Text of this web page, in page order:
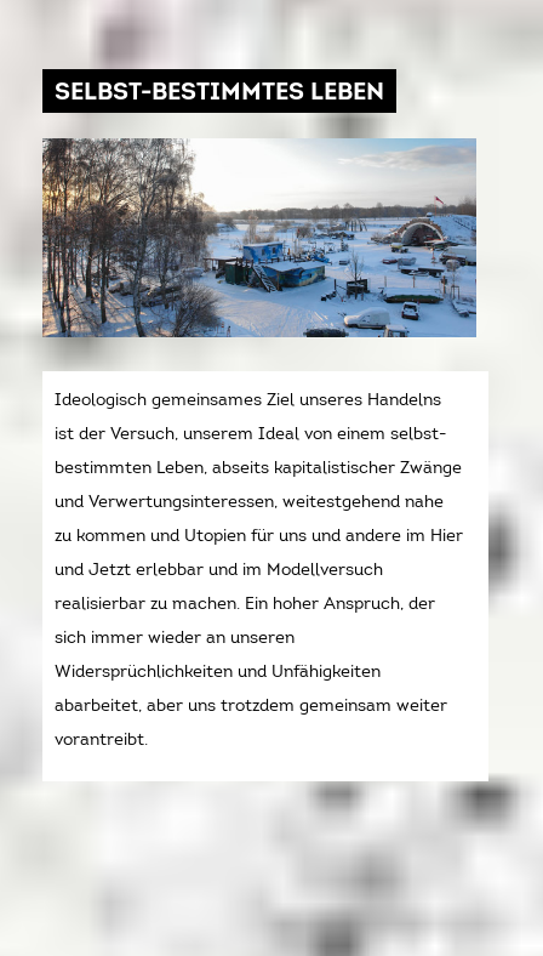
SELBST-BESTIMMTES LEBEN
Ideologisch gemeinsames Ziel unseres Handelns
ist der Versuch, unserem Ideal von einem selbst-
bestimmten Leben, abseits kapitalistischer Zwänge
und Verwertungsinteressen, weitestgehend nahe
zu kommen und Utopien für uns und andere im Hier
und Jetzt erlebbar und im Modellversuch
realisierbar zu machen. Ein hoher Anspruch, der
sich immer wieder an unseren
Widersprüchlichkeiten und Unfähigkeiten
abarbeitet, aber uns trotzdem gemeinsam weiter
vorantreibt.